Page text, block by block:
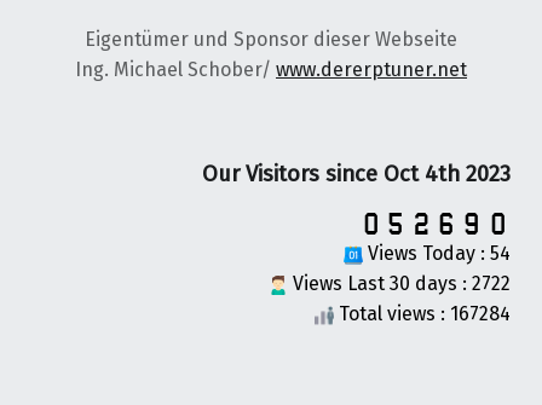
Eigentümer und Sponsor dieser Webseite
Ing. Michael Schober/ www.dererptuner.net
Our Visitors since Oct 4th 2023
Views Today : 54
Views Last 30 days : 2722
Total views : 167284